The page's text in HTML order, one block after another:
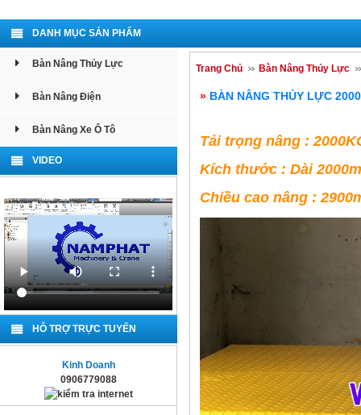
DANH MỤC SẢN PHẨM
Bàn Nâng Thủy Lực
Bàn Nâng Điện
Bàn Nâng Xe Ô Tô
VIDEO
HỖ TRỢ TRỰC TUYẾN
Kinh Doanh
0906779088
Trang Chủ Bàn Nâng Thủy Lực
» BÀN NÂNG THỦY LỰC
Tải trọng nâng :
Kích thước : Dài
Chiều cao nâng :